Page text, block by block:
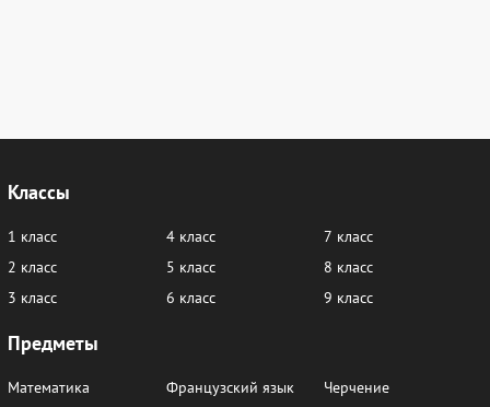
Классы
1 класс
2 класс
3 класс
4 класс
5 класс
6 класс
7 класс
8 класс
9 класс
Предметы
Математика
Французский язык
Черчение